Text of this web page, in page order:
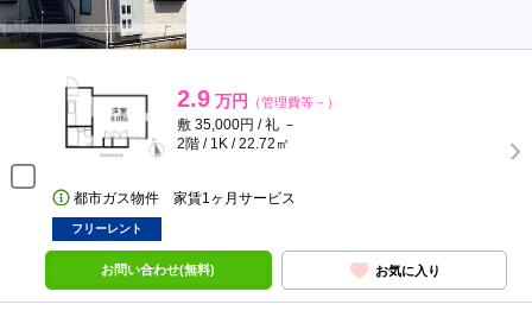
2.9 万円 （管理費等－）
敷 35,000円 / 礼 －
2階 / 1K / 22.72㎡
都市ガス物件 家賃1ヶ月サービス
フリーレント
お問い合わせ(無料) お気に入り